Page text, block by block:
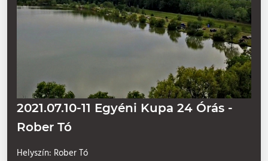
2021.07.10-11 Egyéni Kupa 24 Órás -
Rober Tó
Helyszín: Rober Tó